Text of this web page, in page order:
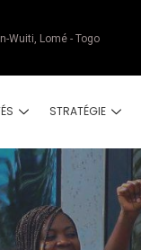
Wuiti, Lomé - Togo
STRATÉGIE